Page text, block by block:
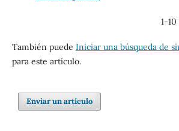
1-
También puede Iniciar una búsqueda de
para este artículo.
Enviar un artículo